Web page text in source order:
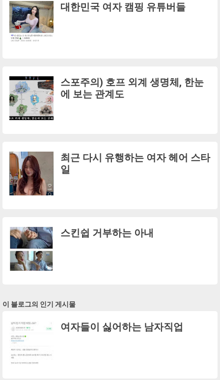
대한민국 여자 캠핑 유튜버들
스포주의) 호프 외계 생명체, 한눈
에 보는 관계도
최근 다시 유행하는 여자 헤어 스타
일
스킨쉽 거부하는 아내
이 블로그의 인기 게시물
여자들이 싫어하는 남자직업